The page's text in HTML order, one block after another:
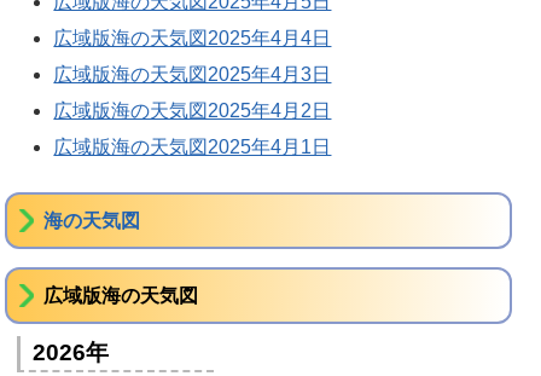
広域版海の天気図2025年4月4日
広域版海の天気図2025年4月3日
広域版海の天気図2025年4月2日
広域版海の天気図2025年4月1日
海の天気図
広域版海の天気図
2026年